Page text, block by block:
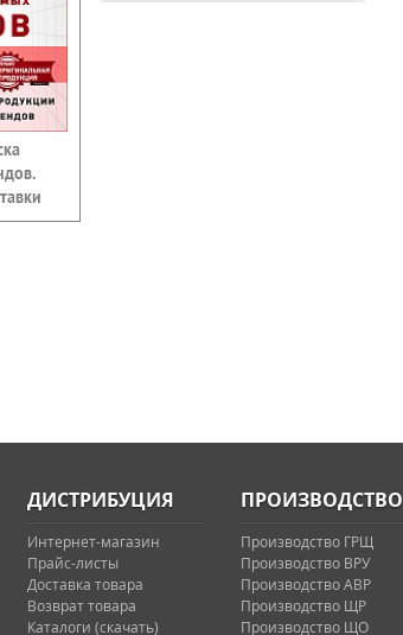
ДИСТРИБУЦИЯ
Интернет-магазин
Прайс-листы
Доставка товара
Возврат товара
Каталоги (скачать)
ПРОИЗВОДСТВО
Производство ГРЩ
Производство ВРУ
Производство АВР
Производство ЩР
Производство ЩО